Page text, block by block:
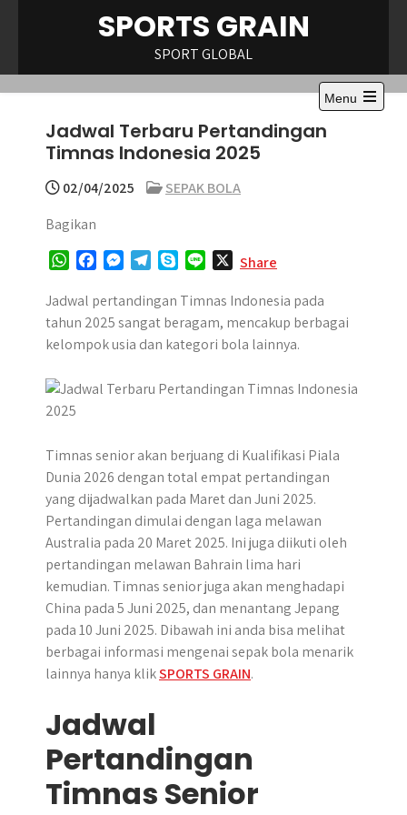
SPORTS GRAIN
SPORT GLOBAL
Menu
Open
Jadwal Terbaru Pertandingan
Timnas Indonesia 2025
02/04/2025
SEPAK BOLA
Bagikan
W
a
t
s
p
c
e
b
o
k
s
s
e
g
e
l
e
g
m
y
p
e
n
e
Share
Jadwal pertandingan Timnas Indonesia pada
tahun 2025 sangat beragam, mencakup berbagai
kelompok usia dan kategori bola lainnya. ​
Timnas senior akan berjuang di Kualifikasi Piala
Dunia 2026 dengan total empat pertandingan
yang dijadwalkan pada Maret dan Juni 2025.​
Pertandingan dimulai dengan laga melawan
Australia pada 20 Maret 2025. Ini juga diikuti oleh
pertandingan melawan Bahrain lima hari
kemudian. Timnas senior juga akan menghadapi
China pada 5 Juni 2025, dan menantang Jepang
pada 10 Juni 2025. Dibawah ini anda bisa melihat
berbagai informasi mengenai sepak bola menarik
lainnya hanya klikSPORTS GRAIN.
Jadwal
Pertandingan
Timnas Senior